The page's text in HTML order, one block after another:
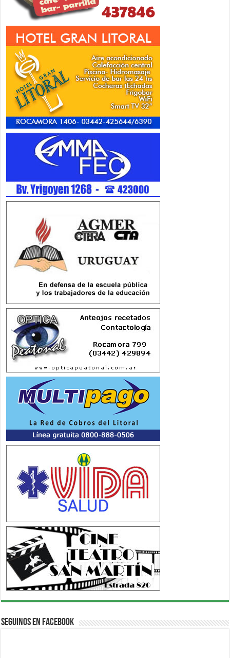
Seguinos en Facebook